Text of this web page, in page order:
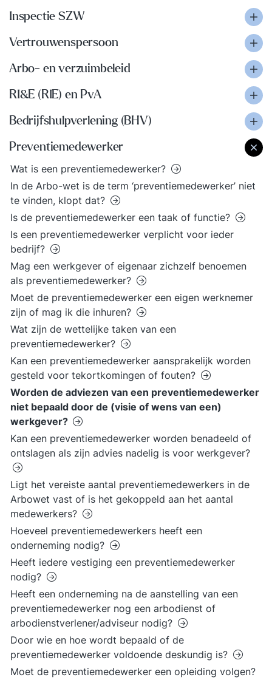
Inspectie SZW
Vertrouwenspersoon
Arbo- en verzuimbeleid
RI&E (RIE) en PvA
Bedrijfshulpverlening (BHV)
Preventiemedewerker
Wat is een preventiemedewerker?
In de Arbo-wet is de term ‘preventiemedewerker’ niet
te vinden, klopt dat?
Is de preventiemedewerker een taak of functie?
Is een preventiemedewerker verplicht voor ieder
bedrijf?
Mag een werkgever of eigenaar zichzelf benoemen
als preventiemedewerker?
Moet de preventiemedewerker een eigen werknemer
zijn of mag ik die inhuren?
Wat zijn de wettelijke taken van een
preventiemedewerker?
Kan een preventiemedewerker aansprakelijk worden
gesteld voor tekortkomingen of fouten?
Worden de adviezen van een preventiemedewerker
niet bepaald door de (visie of wens van een)
werkgever?
Kan een preventiemedewerker worden benadeeld of
ontslagen als zijn advies nadelig is voor werkgever?
Ligt het vereiste aantal preventiemedewerkers in de
Arbowet vast of is het gekoppeld aan het aantal
medewerkers?
Hoeveel preventiemedewerkers heeft een
onderneming nodig?
Heeft iedere vestiging een preventiemedewerker
nodig?
Heeft een onderneming na de aanstelling van een
preventiemedewerker nog een arbodienst of
arbodienstverlener/adviseur nodig?
Door wie en hoe wordt bepaald of de
preventiemedewerker voldoende deskundig is?
Moet de preventiemedewerker een opleiding volgen?